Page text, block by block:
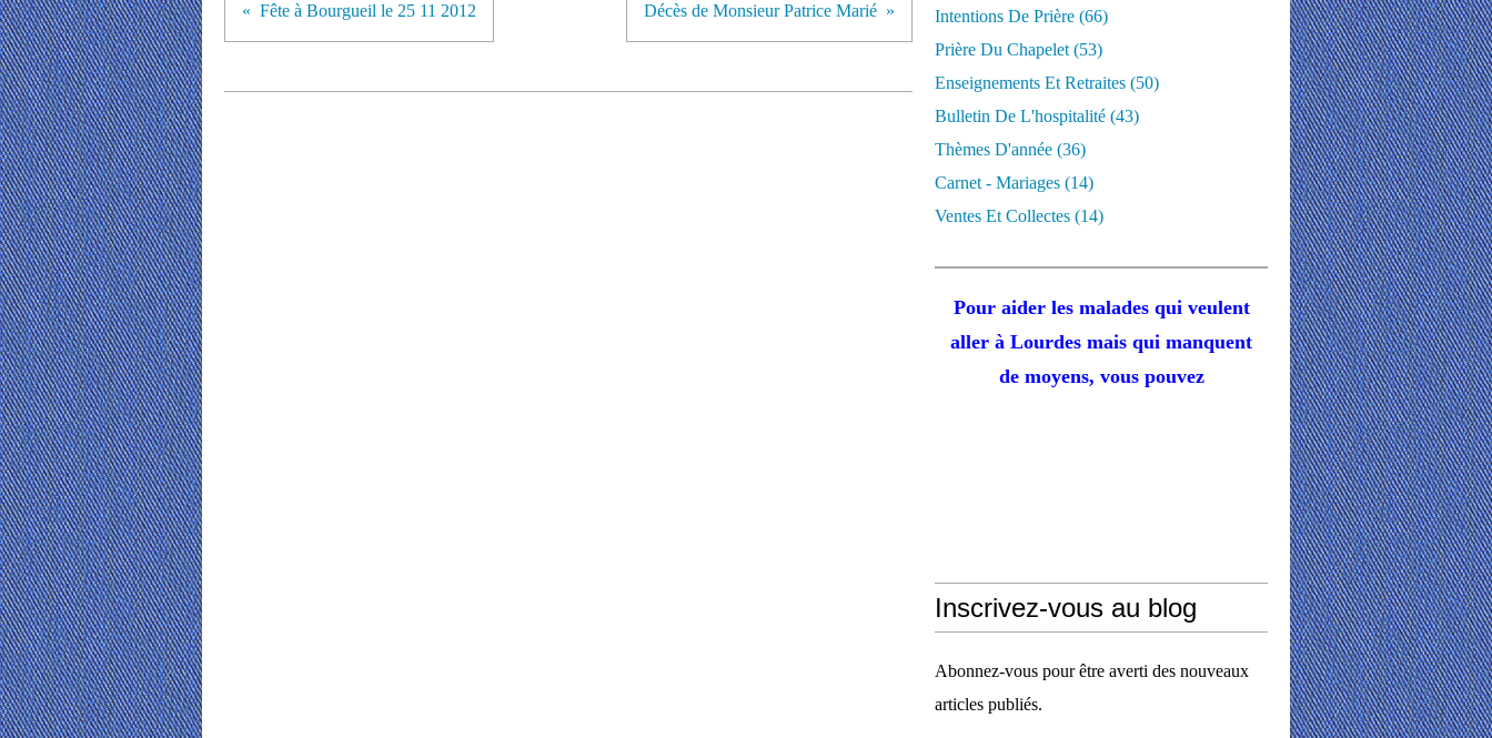
Fête à Bourgueil le 25 11 2012 Décès de Monsieur Patrice Marié
Intentions De Prière (66)
Prière Du Chapelet (53)
Enseignements Et Retraites (50)
Bulletin De L'hospitalité (43)
Thèmes D'année (36)
Carnet - Mariages (14)
Ventes Et Collectes (14)
Pour aider les malades qui veulent
aller à Lourdes mais qui manquent
de moyens, vous pouvez
Inscrivez-vous au blog
Abonnez-vous pour être averti des nouveaux
articles publiés.